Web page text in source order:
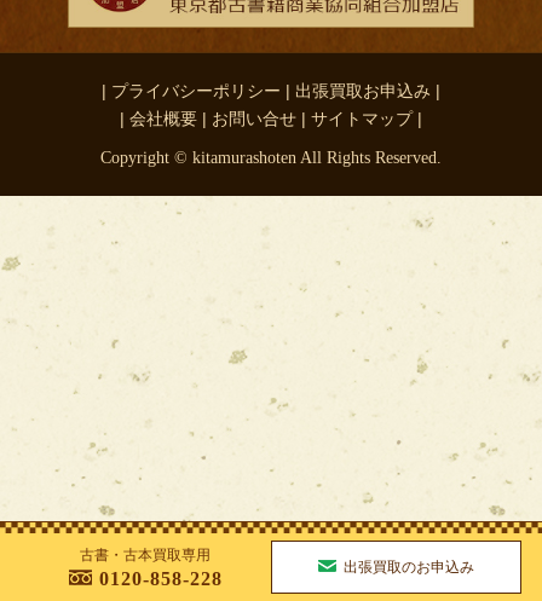
古書・古本買取専用
0120-858-228
出張買取のお申込み
| プライバシーポリシー | 出張買取お申込み |
| 会社概要 | お問い合せ | サイトマップ |
Copyright © kitamurashoten All Rights Reserved.